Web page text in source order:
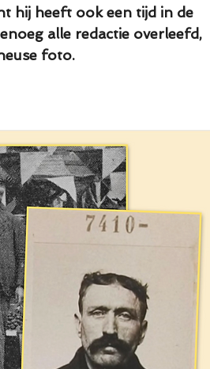
hij heeft ook een tijd in de
alle redactie overleefd,
foto.